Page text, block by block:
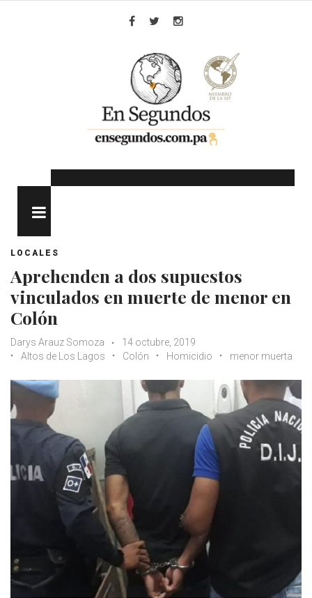
LOCALES
Aprehenden a dos supuestos
vinculados en muerte de menor en
Colón
Darys Arauz Somoza
14 octubre, 2019
Altos de Los Lagos
Colón Homicidio menor muerta